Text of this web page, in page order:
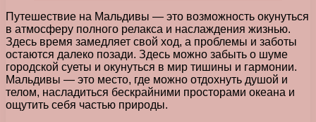
Путешествие на Мальдивы — это возможность окунуться
в атмосферу полного релакса и наслаждения жизнью.
Здесь время замедляет свой ход, а проблемы и заботы
остаются далеко позади. Здесь можно забыть о шуме
городской суеты и окунуться в мир тишины и гармонии.
Мальдивы — это место, где можно отдохнуть душой и
телом, насладиться бескрайними просторами океана и
ощутить себя частью природы.